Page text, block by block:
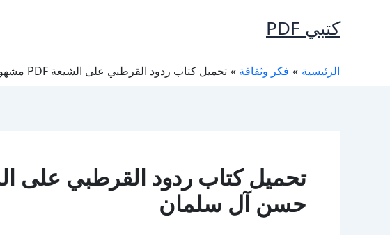
كتبي PDF
الرئيسية فكر وثقافة تحميل كتاب ردود القرطبي على الشيعة PDF مشهور حسن آل سلمان
حسن آل سلمان